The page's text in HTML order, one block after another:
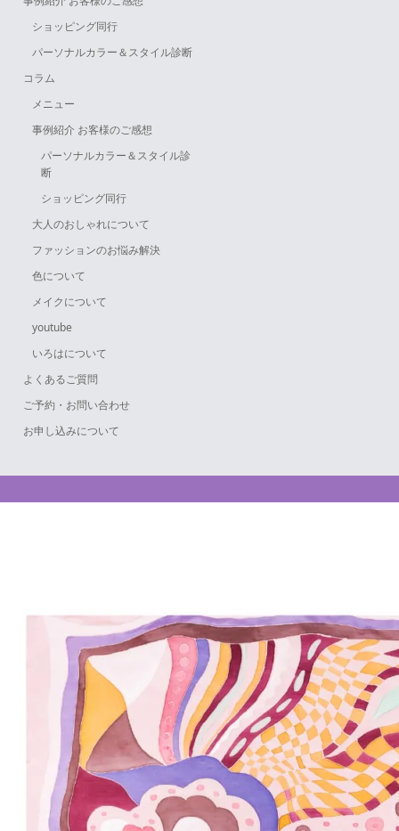
ショッピング同行
パーソナルカラー＆スタイル診断
コラム
メニュー
事例紹介 お客様のご感想
パーソナルカラー＆スタイル診
断
ショッピング同行
大人のおしゃれについて
ファッションのお悩み解決
色について
メイクについて
youtube
いろはについて
よくあるご質問
ご予約・お問い合わせ
お申し込みについて